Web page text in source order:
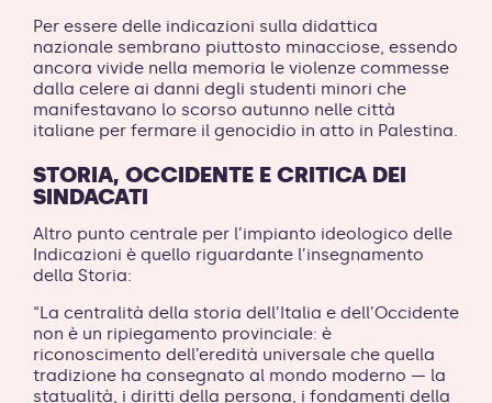
Per essere delle indicazioni sulla didattica
nazionale sembrano piuttosto minacciose, essendo
ancora vivide nella memoria le violenze commesse
dalla celere ai danni degli studenti minori che
manifestavano lo scorso autunno nelle città
italiane per fermare il genocidio in atto in Palestina.
STORIA, OCCIDENTE E CRITICA DEI
SINDACATI
Altro punto centrale per l’impianto ideologico delle
Indicazioni è quello riguardante l’insegnamento
della Storia:
“La centralità della storia dell’Italia e dell’Occidente
non è un ripiegamento provinciale: è
riconoscimento dell’eredità universale che quella
tradizione ha consegnato al mondo moderno — la
statualità, i diritti della persona, i fondamenti della